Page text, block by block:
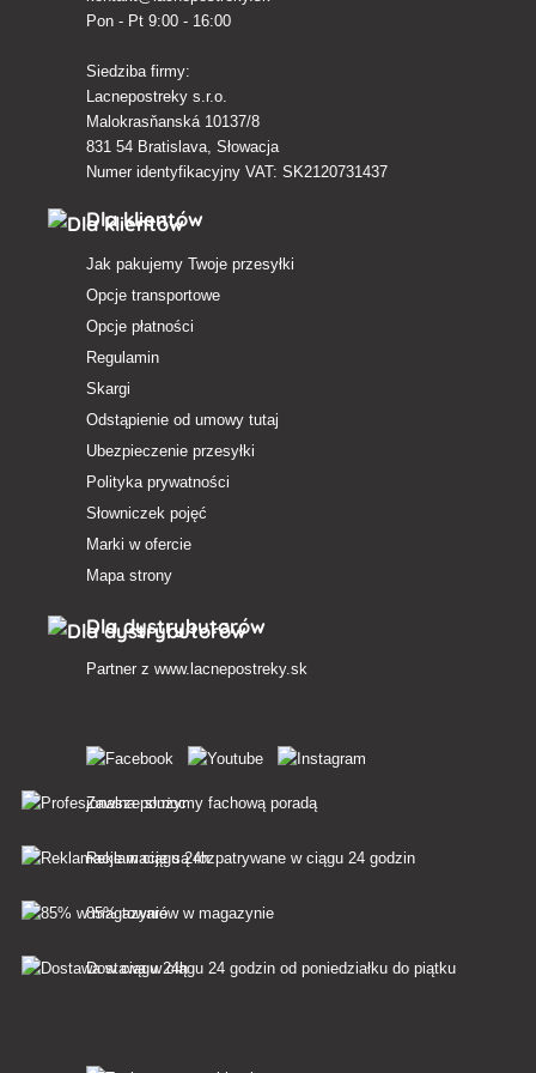
Pon - Pt 9:00 - 16:00
Siedziba firmy:
Lacnepostreky s.r.o.
Malokrasňanská 10137/8
831 54 Bratislava, Słowacja
Numer identyfikacyjny VAT: SK2120731437
Dla klientów
Jak pakujemy Twoje przesyłki
Opcje transportowe
Opcje płatności
Regulamin
Skargi
Odstąpienie od umowy tutaj
Ubezpieczenie przesyłki
Polityka prywatności
Słowniczek pojęć
Marki w ofercie
Mapa strony
Dla dystrybutorów
Partner z www.lacnepostreky.sk
Zawsze służymy fachową poradą
Reklamacje są rozpatrywane w ciągu 24 godzin
85% towarów w magazynie
Dostawa w ciągu 24 godzin od poniedziałku do piątku